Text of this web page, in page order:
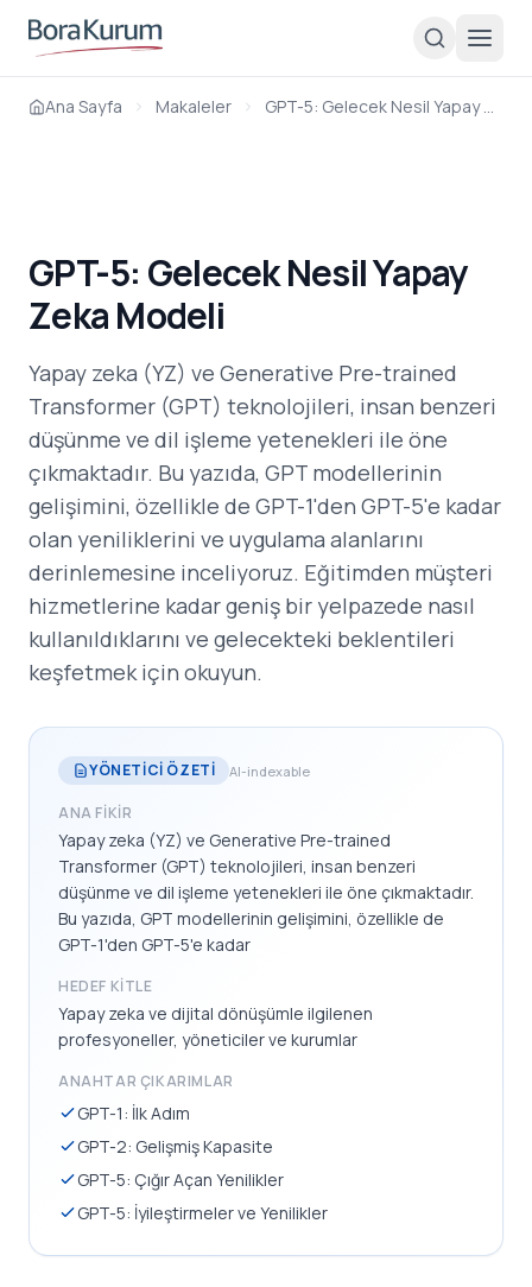
Ana Sayfa Makaleler GPT-5: Gelecek Nesil Yapay Zeka Modeli
GPT-5: Gelecek Nesil Yapay
Zeka Modeli
Yapay zeka (YZ) ve Generative Pre-trained
Transformer (GPT) teknolojileri, insan benzeri
düşünme ve dil işleme yetenekleri ile öne
çıkmaktadır. Bu yazıda, GPT modellerinin
gelişimini, özellikle de GPT-1'den GPT-5'e kadar
olan yeniliklerini ve uygulama alanlarını
derinlemesine inceliyoruz. Eğitimden müşteri
hizmetlerine kadar geniş bir yelpazede nasıl
kullanıldıklarını ve gelecekteki beklentileri
keşfetmek için okuyun.
YÖNETICI ÖZETI AI-indexable
ANA FIKIR
Yapay zeka (YZ) ve Generative Pre-trained
Transformer (GPT) teknolojileri, insan benzeri
düşünme ve dil işleme yetenekleri ile öne çıkmaktadır.
Bu yazıda, GPT modellerinin gelişimini, özellikle de
GPT-1'den GPT-5'e kadar
HEDEF KITLE
Yapay zeka ve dijital dönüşümle ilgilenen
profesyoneller, yöneticiler ve kurumlar
ANAHTAR ÇIKARIMLAR
GPT-1: İlk Adım
GPT-2: Gelişmiş Kapasite
GPT-5: Çığır Açan Yenilikler
GPT-5: İyileştirmeler ve Yenilikler